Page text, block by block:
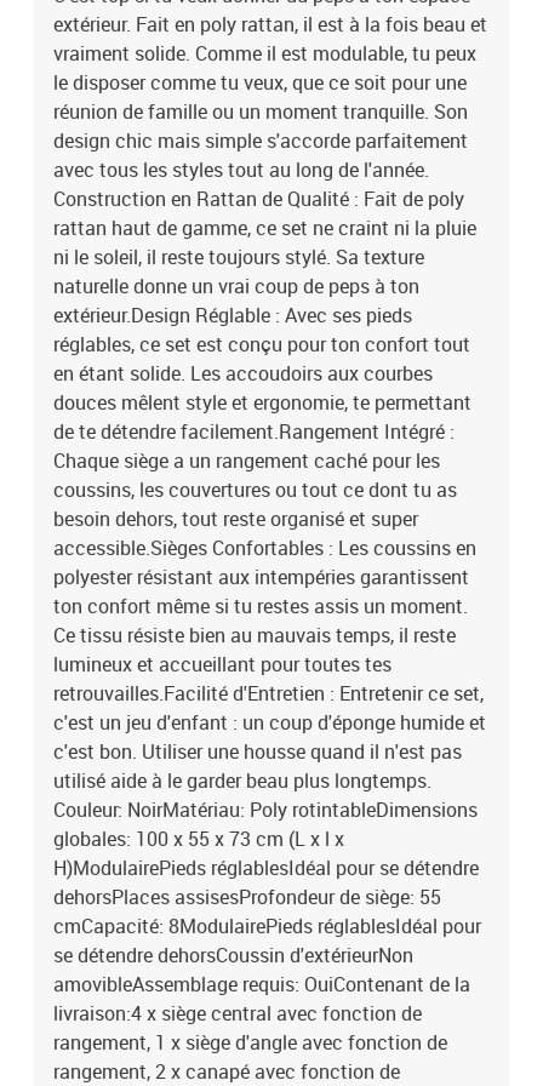
extérieur. Fait en poly rattan, il est à la fois beau et
vraiment solide. Comme il est modulable, tu peux
le disposer comme tu veux, que ce soit pour une
réunion de famille ou un moment tranquille. Son
design chic mais simple s'accorde parfaitement
avec tous les styles tout au long de l'année.
Construction en Rattan de Qualité : Fait de poly
rattan haut de gamme, ce set ne craint ni la pluie
ni le soleil, il reste toujours stylé. Sa texture
naturelle donne un vrai coup de peps à ton
extérieur.Design Réglable : Avec ses pieds
réglables, ce set est conçu pour ton confort tout
en étant solide. Les accoudoirs aux courbes
douces mêlent style et ergonomie, te permettant
de te détendre facilement.Rangement Intégré :
Chaque siège a un rangement caché pour les
coussins, les couvertures ou tout ce dont tu as
besoin dehors, tout reste organisé et super
accessible.Sièges Confortables : Les coussins en
polyester résistant aux intempéries garantissent
ton confort même si tu restes assis un moment.
Ce tissu résiste bien au mauvais temps, il reste
lumineux et accueillant pour toutes tes
retrouvailles.Facilité d'Entretien : Entretenir ce set,
c'est un jeu d'enfant : un coup d'éponge humide et
c'est bon. Utiliser une housse quand il n'est pas
utilisé aide à le garder beau plus longtemps.
Couleur: NoirMatériau: Poly rotintableDimensions
globales: 100 x 55 x 73 cm (L x l x
H)ModulairePieds réglablesIdéal pour se détendre
dehorsPlaces assisesProfondeur de siège: 55
cmCapacité: 8ModulairePieds réglablesIdéal pour
se détendre dehorsCoussin d'extérieurNon
amovibleAssemblage requis: OuiContenant de la
livraison:4 x siège central avec fonction de
rangement, 1 x siège d'angle avec fonction de
rangement, 2 x canapé avec fonction de